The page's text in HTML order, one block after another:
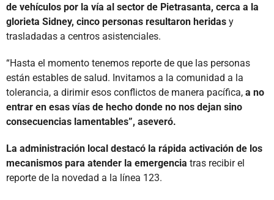
de vehículos por la vía al sector de Pietrasanta, cerca a la
glorieta Sidney, cinco personas resultaron heridas y
trasladadas a centros asistenciales.
“Hasta el momento tenemos reporte de que las personas
están estables de salud. Invitamos a la comunidad a la
tolerancia, a dirimir esos conflictos de manera pacífica, a no
entrar en esas vías de hecho donde no nos dejan sino
consecuencias lamentables”, aseveró.
La administración local destacó la rápida activación de los
mecanismos para atender la emergencia tras recibir el
reporte de la novedad a la línea 123.